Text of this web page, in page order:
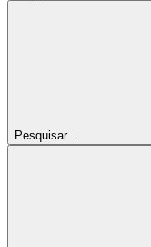
Pesquisar...